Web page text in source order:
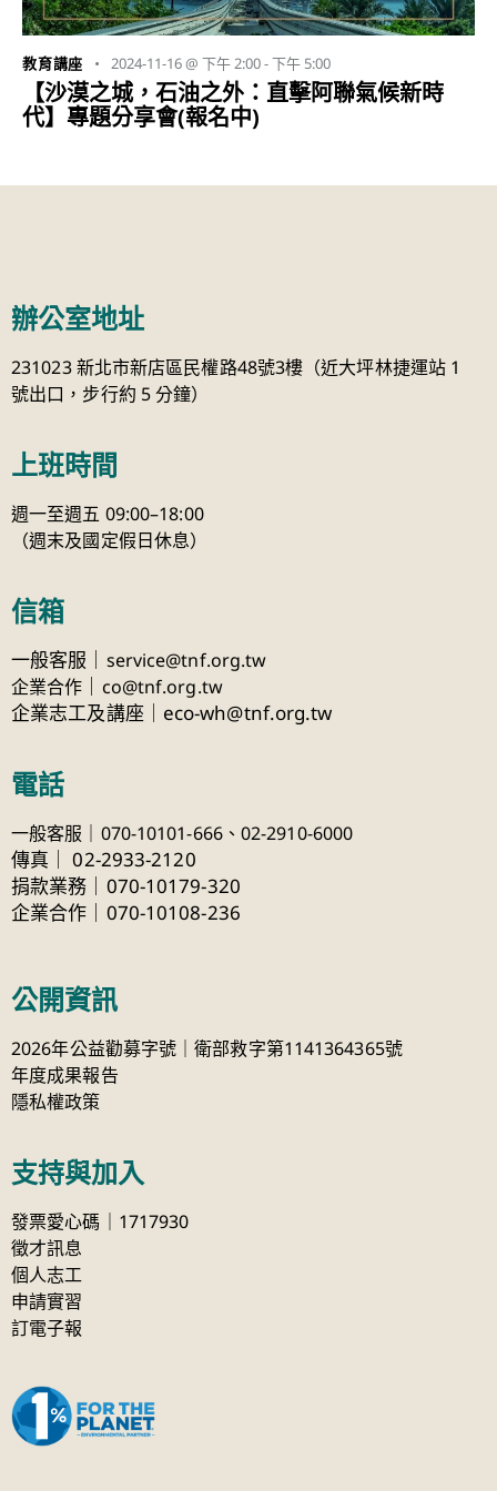
教育講座 2024-11-16 @ 下午 2:00-下午 5:00
【沙漠之城，石油之外：直擊阿聯氣候新時
代】專題分享會(報名中)
辦公室地址
231023 新北市新店區民權路48號3樓（近大坪林捷運站 1
號出口，步行約 5 分鐘）
上班時間
週一至週五 09:00–18:00
（週末及國定假日休息）
信箱
一般客服｜ service@tnf.org.tw
企業合作
co@tnf.org.tw
企業志工及講座｜eco-wh@tnf.org.tw
電話
一般客服｜070-10101-666、 02-2910-6000
傳真
02-2933-2120
捐款業務｜070-10179-320
企業合作｜070-10108-236
公開資訊
2026年公益勸募字號｜衛部救字第1141364365號
年度成果報告
隱私權政策
支持與加入
發票愛心碼｜1717930
徵才訊息
個人志工
申請實習
訂電子報